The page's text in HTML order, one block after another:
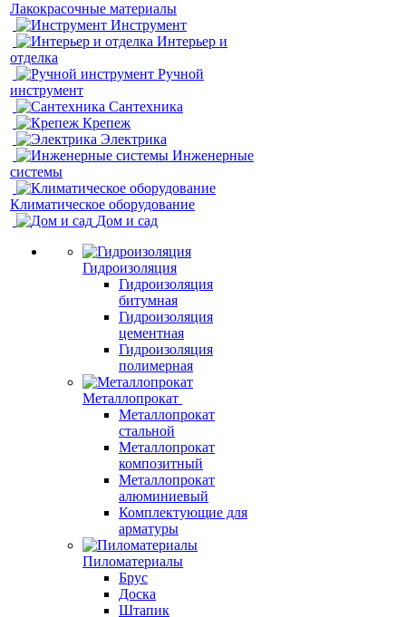
Лакокрасочные материалы
Инструмент
Интерьер и
отделка
Ручной
инструмент
Сантехника
Крепеж
Электрика
Инженерные
системы
Климатическое оборудование
Дом и сад
Гидроизоляция
Гидроизоляция
битумная
Гидроизоляция
цементная
Гидроизоляция
полимерная
Металлопрокат
Металлопрокат
стальной
Металлопрокат
композитный
Металлопрокат
алюминиевый
Комплектующие для
арматуры
Пиломатериалы
Брус
Доска
Штапик